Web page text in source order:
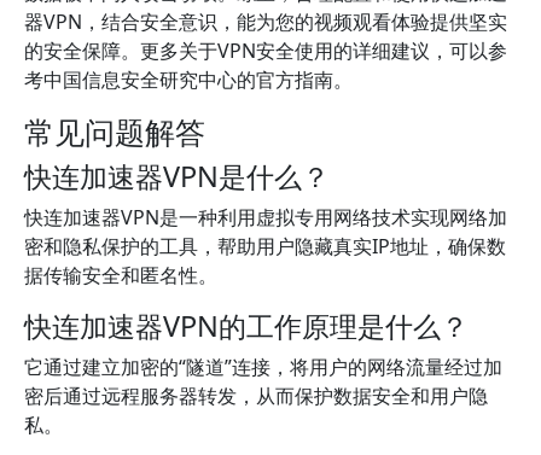
器VPN，结合安全意识，能为您的视频观看体验提供坚实
的安全保障。更多关于VPN安全使用的详细建议，可以参
考中国信息安全研究中心的官方指南。
常见问题解答
快连加速器VPN是什么？
快连加速器VPN是一种利用虚拟专用网络技术实现网络加
密和隐私保护的工具，帮助用户隐藏真实IP地址，确保数
据传输安全和匿名性。
快连加速器VPN的工作原理是什么？
它通过建立加密的“隧道”连接，将用户的网络流量经过加
密后通过远程服务器转发，从而保护数据安全和用户隐
私。